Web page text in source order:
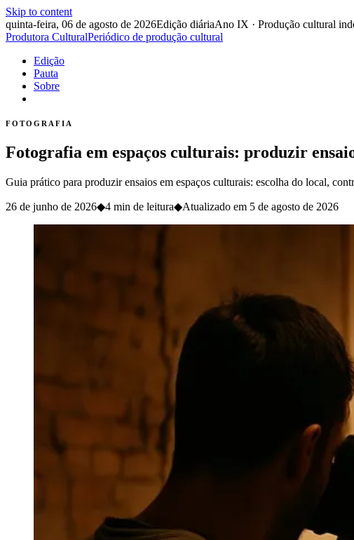
Skip to content
quinta-feira, 06 de agosto de 2026Edição diáriaAno IX · Produção cultural
Produtora CulturalPeriódico de produção cultural
Edição
Pauta
Sobre
FOTOGRAFIA
Fotografia em espaços culturais: produzir
Guia prático para produzir ensaios em espaços culturais: escolha do local,
26 de junho de 2026◆4 min de leitura◆Atualizado em 5 de agosto de 2026